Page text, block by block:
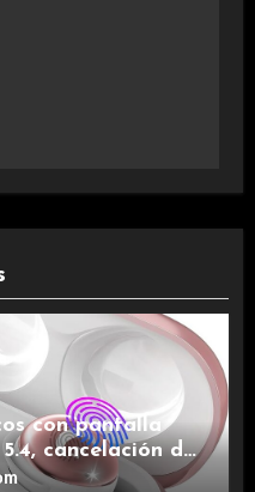
con pantalla
cancelación de
de larga duración.